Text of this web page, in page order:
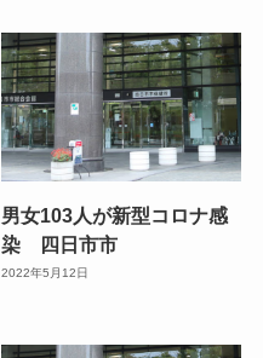
男女103人が新型コロナ感
染 四日市市
2022年5月12日